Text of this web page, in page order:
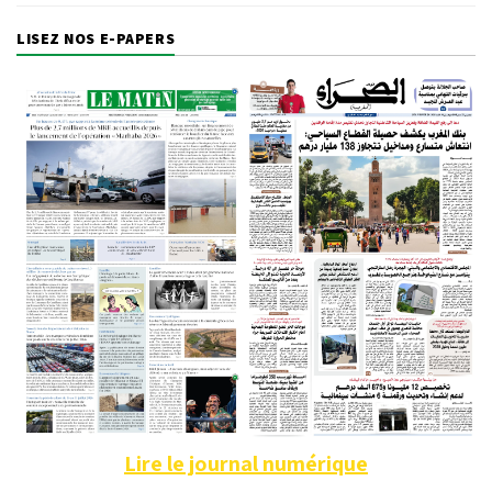
LISEZ NOS E-PAPERS
Lire le journal numérique